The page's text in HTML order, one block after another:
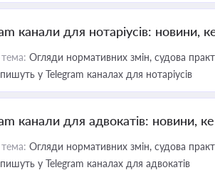
канали для нотаріусів: новини,
Огляди нормативних змін, судова
у Telegram каналах для нотаріусів
канали для адвокатів: новини,
Огляди нормативних змін, судова
у Telegram каналах для адвокатів